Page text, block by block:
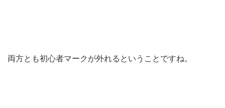
両方とも初心者マークが外れるということですね。